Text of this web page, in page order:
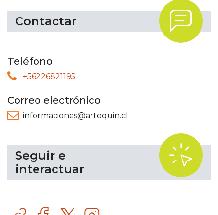
Contactar .
Teléfono
+56226821195
Correo electrónico
informaciones@artequin.cl
Seguir e
interactuar
.